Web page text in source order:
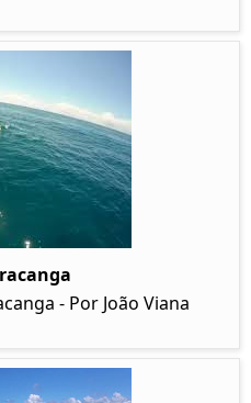
- Por João Viana